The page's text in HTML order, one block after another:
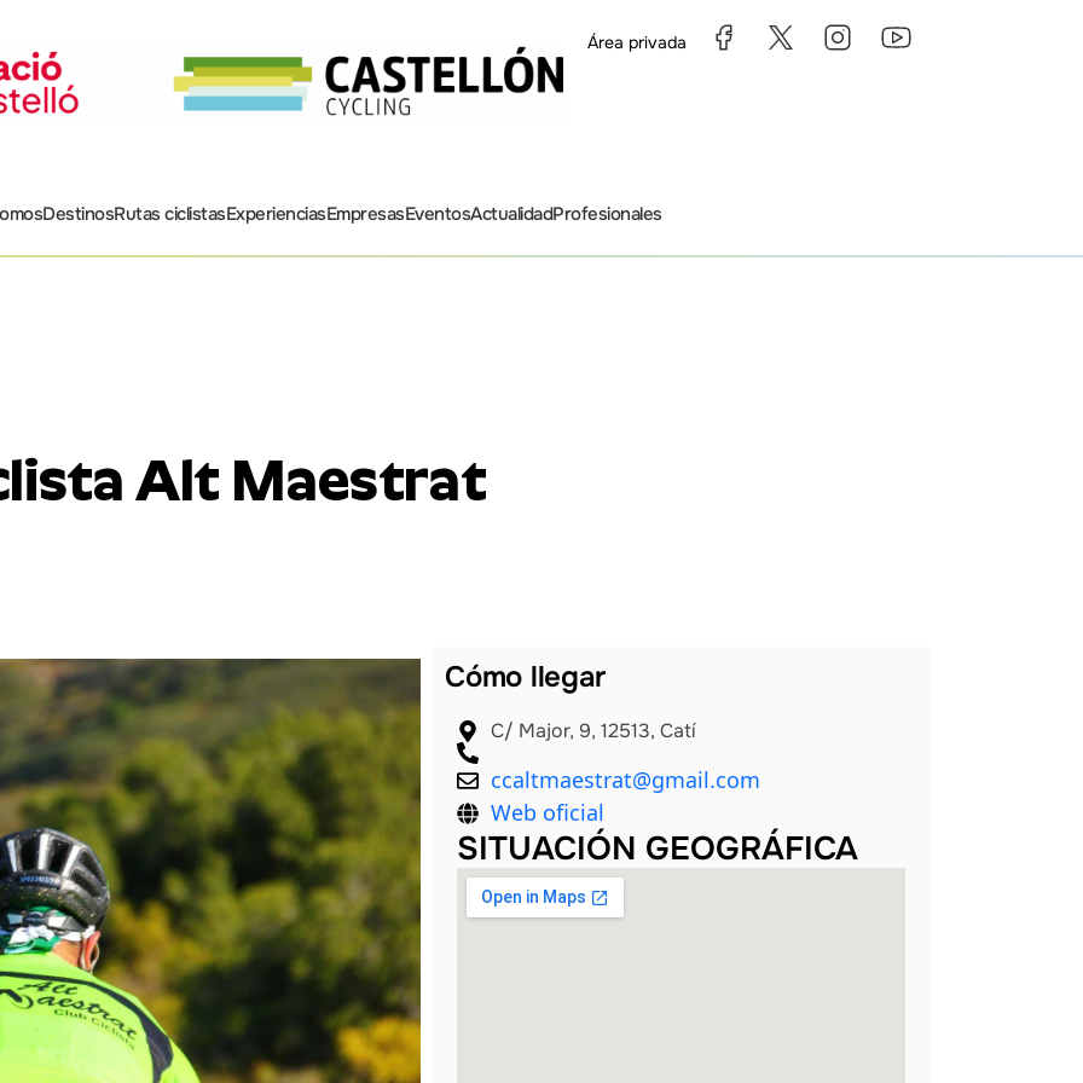
Área privada
DestinosRutas ciclistasExperienciasEmpresasEventosActualidadProfesionales
Alt Maestrat
Cómo llegar
C/ Major, 9, 12513, Catí
ccaltmaestrat@gmail.com
Web oficial
SITUACIÓN GEOGRÁFICA